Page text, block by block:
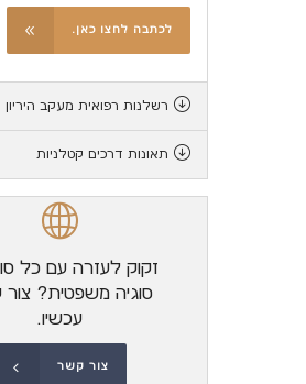
לכתבה לחצו כאן.
רשלנות רפואית מעקב היריון
תאונות דרכים קטלניות
זקוק לעזרה עם כל
סוגיה משפטית?
עכשיו.
צור קשר